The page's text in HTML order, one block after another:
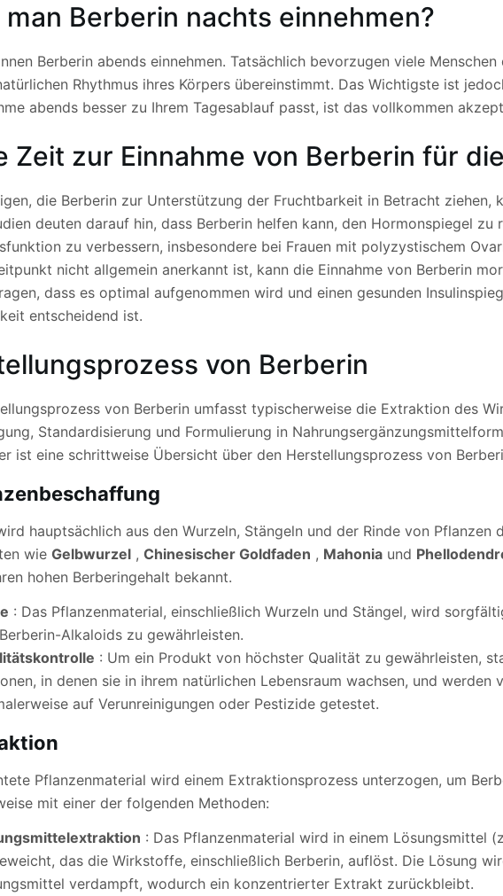
man Berberin nachts einnehmen?
Berberin abends einnehmen. Tatsächlich bevorzugen viele
Rhythmus ihres Körpers übereinstimmt. Das Wichtigste ist
abends besser zu Ihrem Tagesablauf passt, ist das vollkommen
Zeit zur Einnahme von Berberin für
die Berberin zur Unterstützung der Fruchtbarkeit in Betracht ziehen,
deuten darauf hin, dass Berberin helfen kann, den Hormonspiegel zu
zu verbessern, insbesondere bei Frauen mit polyzystischem
nicht allgemein anerkannt ist, kann die Einnahme von Berberin
dass es optimal aufgenommen wird und einen gesunden
entscheidend ist.
von Berberin
von Berberin umfasst typischerweise die Extraktion des
Standardisierung und Formulierung in
ist eine schrittweise Übersicht über den Herstellungsprozess von
hauptsächlich aus den Wurzeln, Stängeln und der Rinde von Pflanzen
wie Gelbwurzel, Chinesischer Goldfaden , Mahoniaund
hohen Berberingehalt bekannt.
: Das Pflanzenmaterial, einschließlich Wurzeln und Stängel, wird
Alkaloids zu gewährleisten.
: Um ein Produkt von höchster Qualität zu gewährleisten,
in denen sie in ihrem natürlichen Lebensraum wachsen, und werden
auf Verunreinigungen oder Pestizide getestet.
Pflanzenmaterial wird einem Extraktionsprozess unterzogen, um
mit einer der folgenden Methoden:
: Das Pflanzenmaterial wird in einem Lösungsmittel
das die Wirkstoffe, einschließlich Berberin, auflöst. Die Lösung
verdampft, wodurch ein konzentrierter Extrakt zurückbleibt.